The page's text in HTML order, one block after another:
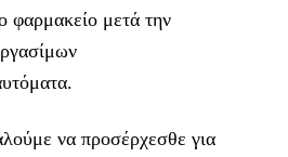
φαρμακείο μετά την
να προσέρχεσθε για